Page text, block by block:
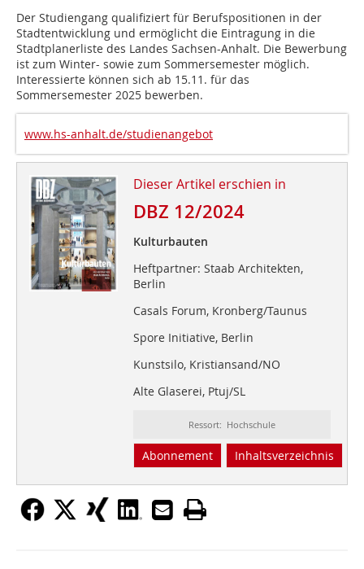
Der Studiengang qualifiziert für Berufspositionen in der
Stadtentwicklung und ermöglicht die Eintragung in die
Stadtplanerliste des Landes Sachsen-Anhalt. Die Bewerbung
ist zum Winter- sowie zum Sommersemester möglich.
Interessierte können sich ab 15.11. für das
Sommersemester 2025 bewerben.
www.hs-anhalt.de/studienangebot
Dieser Artikel erschien in
DBZ 12/2024
Kulturbauten
Heftpartner: Staab Architekten,
Berlin
Casals Forum, Kronberg/Taunus
Spore Initiative, Berlin
Kunstsilo, Kristiansand/NO
Alte Glaserei, Ptuj/SL
Ressort: Hochschule
Abonnement Inhaltsverzeichnis